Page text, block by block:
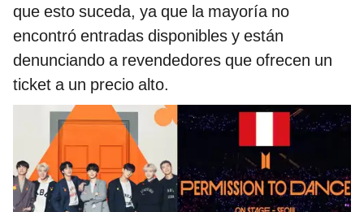
que esto suceda, ya que la mayoría no
encontró entradas disponibles y están
denunciando a revendedores que ofrecen un
ticket a un precio alto.